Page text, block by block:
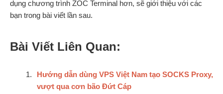
dụng chương trình ZOC Terminal hơn, sẽ giới thiệu với các
bạn trong bài viết lần sau.
Bài Viết Liên Quan:
Hướng dẫn dùng VPS Việt Nam tạo SOCKS Proxy,
vượt qua cơn bão Đứt Cáp